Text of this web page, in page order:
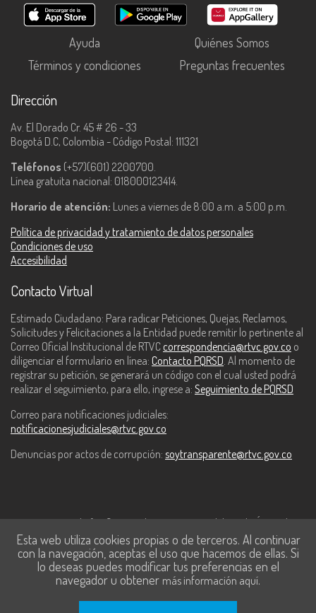
Ayuda
Quiénes Somos
Términos y condiciones
Preguntas frecuentes
Dirección
Av. El Dorado Cr. 45 # 26 - 33
Bogotá D.C, Colombia - Código Postal: 111321
Teléfonos (+57)(601) 2200700.
Línea gratuita nacional: 018000123414.
Horario de atención: Lunes a viernes de 8:00 a.m. a 5:00 p.m.
Política de privacidad y tratamiento de datos personales
Condiciones de uso
Accesibilidad
Contacto Virtual
Estimado Ciudadano: Para radicar Peticiones, Quejas, Reclamos,
Solicitudes y Felicitaciones a la Entidad puede remitir lo pertinente al
Correo Oficial Institucional de RTVC correspondencia@rtvc.gov.co o
diligenciar el formulario en línea: Contacto PQRSD. Al momento de
registrar su petición, se generará un código con el cual usted podrá
realizar el seguimiento, para ello, ingrese a: Seguimiento de PQRSD
Correo para notificaciones judiciales:
notificacionesjudiciales@rtvc.gov.co
Denuncias por actos de corrupción: soytransparente@rtvc.gov.co
Este contenido fue financiado con recursos del Fondo Único de
Tecnologías de la Información y las Comunicaciones de MinTic.
Esta web utiliza cookies propias o de terceros. Al continuar
con la navegación, aceptas el uso que hacemos de ellas. Si
lo deseas puedes modificar tus preferencias en el
navegador u obtener más información aquí.